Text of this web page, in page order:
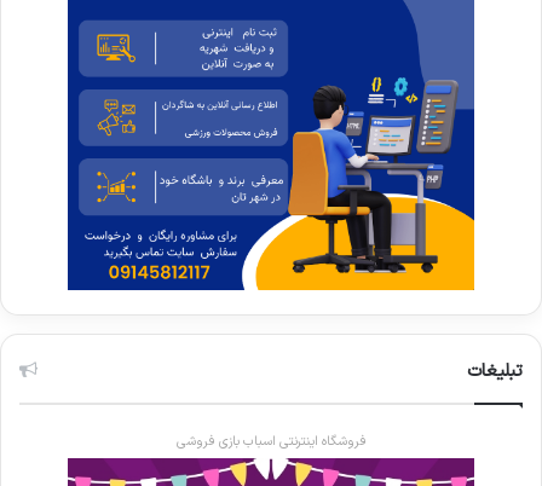
تبلیغات
فروشگاه اینترنتی اسباب بازی فروشی